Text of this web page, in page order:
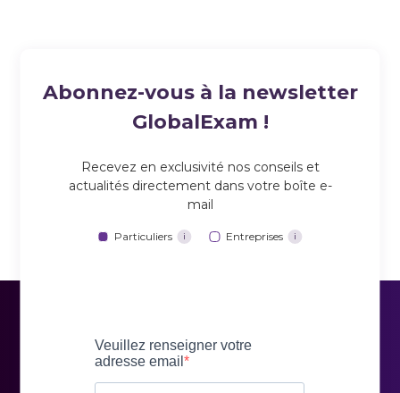
Abonnez-vous à la newsletter
GlobalExam !
Recevez en exclusivité nos conseils et
actualités directement dans votre boîte e-
mail
Particuliers i Entreprises i